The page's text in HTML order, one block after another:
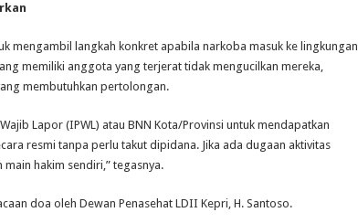
mengambil langkah konkret apabila narkoba masuk ke lingkungan
memiliki anggota yang terjerat tidak mengucilkan mereka,
membutuhkan pertolongan.
Lapor (IPWL) atau BNN Kota/Provinsi untuk mendapatkan
resmi tanpa perlu takut dipidana. Jika ada dugaan aktivitas
hakim sendiri,” tegasnya.
doa oleh Dewan Penasehat LDII Kepri, H. Santoso.